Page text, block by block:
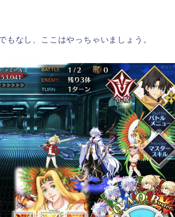
もなし、ここはやっちゃいましょう。